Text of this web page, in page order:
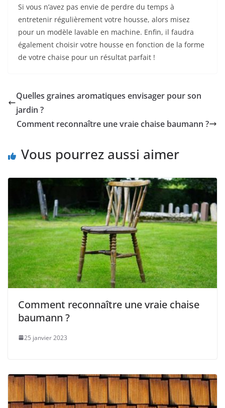
Si vous n’avez pas envie de perdre du temps à
entretenir régulièrement votre housse, alors misez
pour un modèle lavable en machine. Enfin, il faudra
également choisir votre housse en fonction de la forme
de votre chaise pour un résultat parfait !
Quelles graines aromatiques envisager pour son
jardin ?
Comment reconnaître une vraie chaise baumann ?
Vous pourrez aussi aimer
Comment reconnaître une vraie chaise
baumann ?
25 janvier 2023